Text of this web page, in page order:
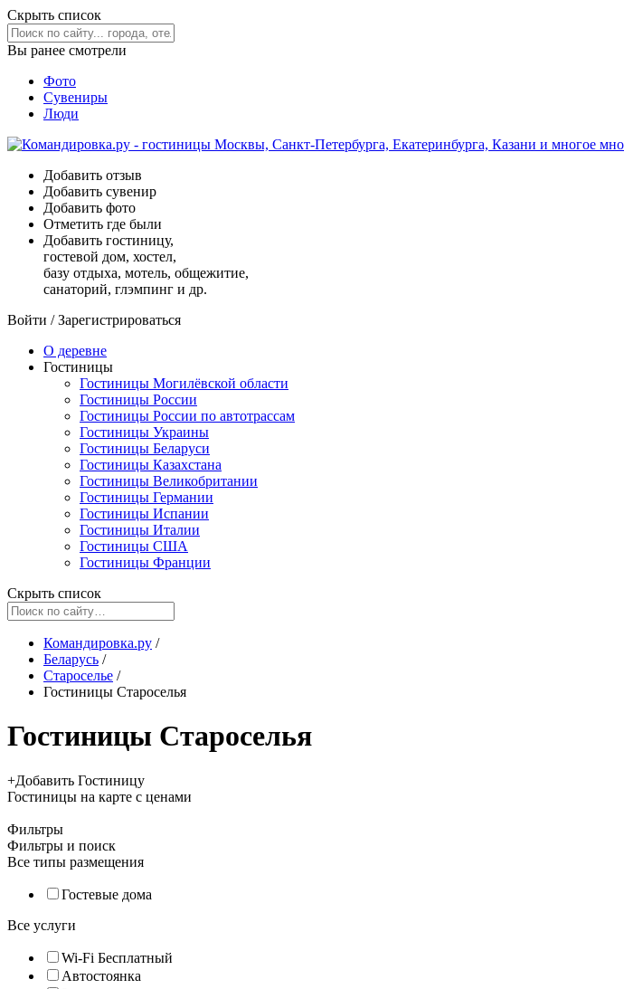
Скрыть список
Вы ранее смотрели
Фото
Сувениры
Люди
Добавить отзыв
Добавить сувенир
Добавить фото
Отметить где были
Добавить гостиницу,
гостевой дом, хостел,
базу отдыха, мотель, общежитие,
санаторий, глэмпинг и др.
Войти /Зарегистрироваться
О деревне
Гостиницы
Гостиницы Могилёвской области
Гостиницы России
Гостиницы России по автотрассам
Гостиницы Украины
Гостиницы Беларуси
Гостиницы Казахстана
Гостиницы Великобритании
Гостиницы Германии
Гостиницы Испании
Гостиницы Италии
Гостиницы США
Гостиницы Франции
Скрыть список
Командировка.ру /
Беларусь /
Староселье /
Гостиницы Староселья
Гостиницы Староселья
+Добавить Гостиницу
Гостиницы на карте с ценами
Фильтры
Фильтры и поиск
Все типы размещения
Гостевые дома
Все услуги
Wi-Fi Бесплатный
Автостоянка